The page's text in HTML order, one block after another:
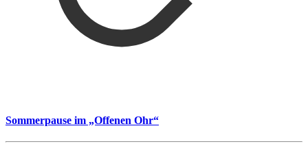
Sommerpause im „Offenen Ohr“